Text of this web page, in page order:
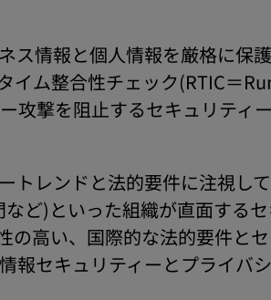
情報と個人情報を厳格に保
イム整合性チェック(RTIC＝
攻撃を阻止するセキュリティ
トレンドと法的要件に注視し
ど)といった組織が直面する
の高い、国際的な法的要件と
セキュリティーとプライバシ